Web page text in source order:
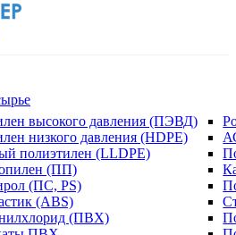
высокого давления (ПЭВД)
низкого давления (HDPE)
полиэтилен (LLDPE)
(ПП)
(ПС, PS)
(ABS)
(ПВХ)